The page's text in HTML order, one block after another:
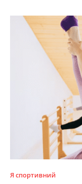
Я спортивний